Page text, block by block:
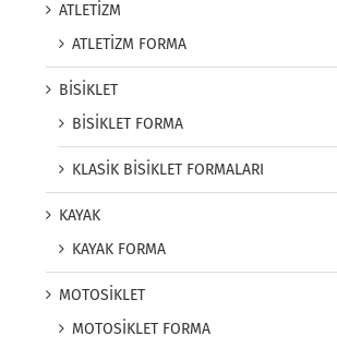
ATLETİZM
ATLETİZM FORMA
BİSİKLET
BİSİKLET FORMA
KLASİK BİSİKLET FORMALARI
KAYAK
KAYAK FORMA
MOTOSİKLET
MOTOSİKLET FORMA